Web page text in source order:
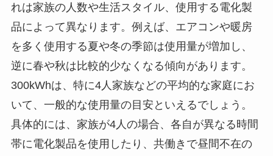
れは家族の人数や生活スタイル、使用する電化製
品によって異なります。例えば、エアコンや暖房
を多く使用する夏や冬の季節は使用量が増加し、
逆に春や秋は比較的少なくなる傾向があります。
300kWhは、特に4人家族などの平均的な家庭にお
いて、一般的な使用量の目安といえるでしょう。
具体的には、家族が4人の場合、各自が異なる時間
帯に電化製品を使用したり、共働きで昼間不在の